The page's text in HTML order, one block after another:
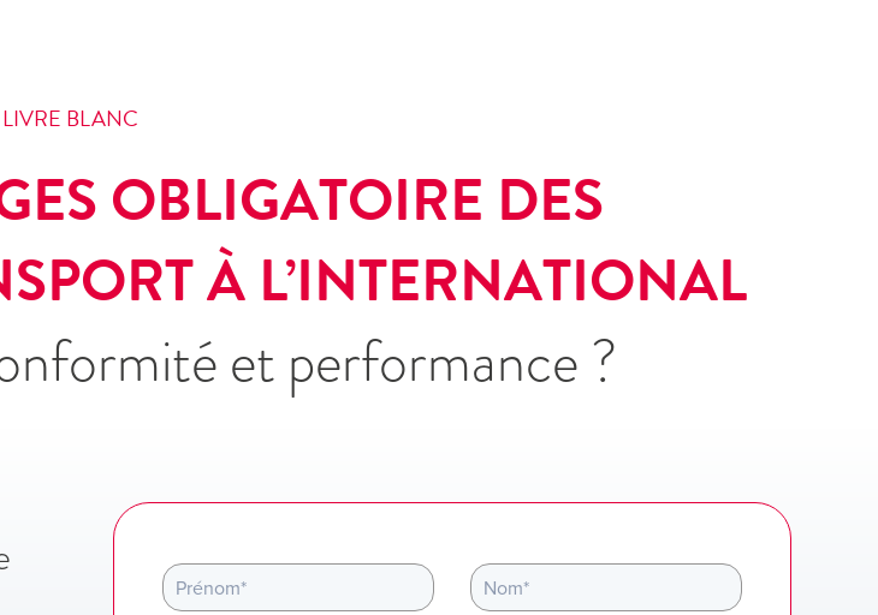
LIVRE BLANC
OBLIGATOIRE DES
À L’INTERNATIONAL
et performance ?